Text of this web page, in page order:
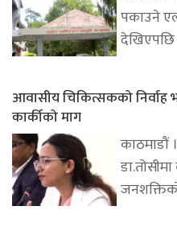
पकाउने
आवासीय चिकित्सकको निर्वाह
कार्कीको माग
काठमाडौं ।